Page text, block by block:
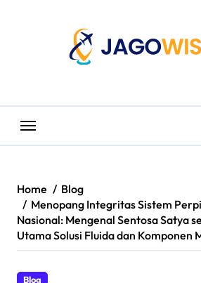
Home
Blog
Menopang Integritas Sistem
Nasional: Mengenal Sentosa Satya
Utama Solusi Fluida dan Komponen
Blog